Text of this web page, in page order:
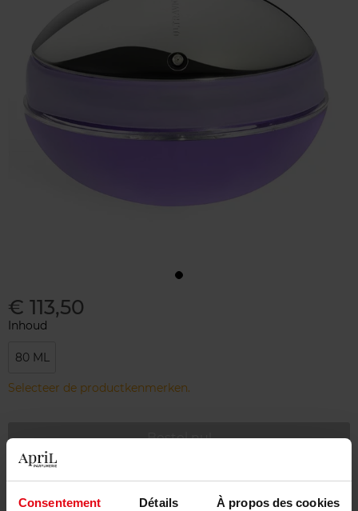
Consentement Détails À propos des cookies
€ 113,50
Inhoud
80 ML
Selecteer de productkenmerken.
Bestel nu!
Gratis levering bij aankoop van min. 55€